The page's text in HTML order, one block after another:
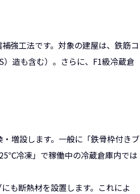
強工法です。対象の建屋は、鉄筋コ
造も含む）。さらに、F1級冷蔵倉
増設します。一般に「鉄骨枠付きブ
冷凍」で稼働中の冷蔵倉庫内では
も断熱材を設置します。これによ